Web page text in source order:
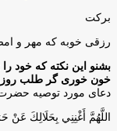
برکت
رزقی خوبه كه مهر و
بشنو این نکته که خود
خون خوری گر طلب روزی
دعای مورد توصیه
اللَّهُمَّ أَغْنِنِي بِحَلَالِكَ